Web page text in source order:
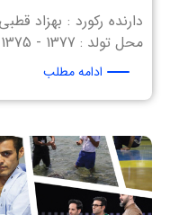
دارنده رکورد : بهزاد
محل تولد : 1377 - 1375 / مشهد ...
ادامه مطلب